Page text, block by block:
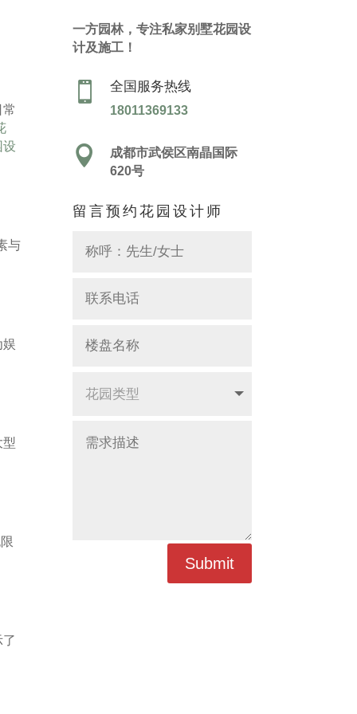
常
设
与
娱
型
一方园林，专注私家别墅花园设
计及施工！
 全国服务热线
18011369133

成都市武侯区南晶国际
620号
留言预约花园设计师
Submit